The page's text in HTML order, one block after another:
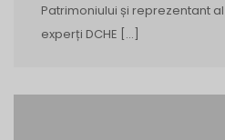
Patrimoniului și reprezentant
experți DCHE […]